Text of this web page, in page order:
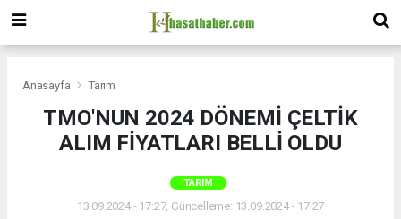
Anasayfa Tarım
TMO'NUN 2024 DÖNEMİ ÇELTİK
ALIM FİYATLARI BELLİ OLDU
TARIM
13.09.2024 - 17:27, Güncelleme: 13.09.2024 - 17:27